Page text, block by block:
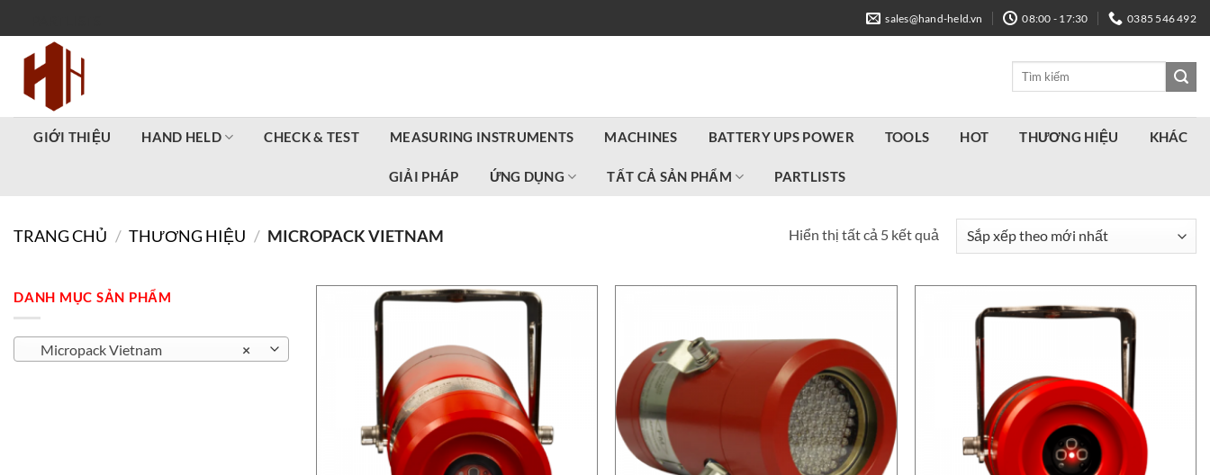
qua
sales@hand-held.vn 08:00 - 17:30 0385 546 492
Tìm
GIỚI THIỆU HAND HELD CHECK & TEST MEASURING INSTRUMENTS MACHINES BATTERY UPS POWER TOOLS HOT THƯƠNG HIỆU KHÁC
GIẢI PHÁP ỨNG DỤNG TẤT CẢ SẢN PHẨM PARTLISTS
TRANG CHỦ / THƯƠNG HIỆU / MICROPACK VIETNAM Hiển thị tất cả 5 kết quảĐã
sắp
DANH MỤC SẢN PHẨM
×
Micropack Vietnam